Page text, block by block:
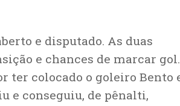
e disputado. As duas
e chances de marcar
ter colocado o goleiro Bento
e conseguiu, de pênalti,